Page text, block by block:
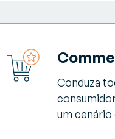
Conduza
um cenário